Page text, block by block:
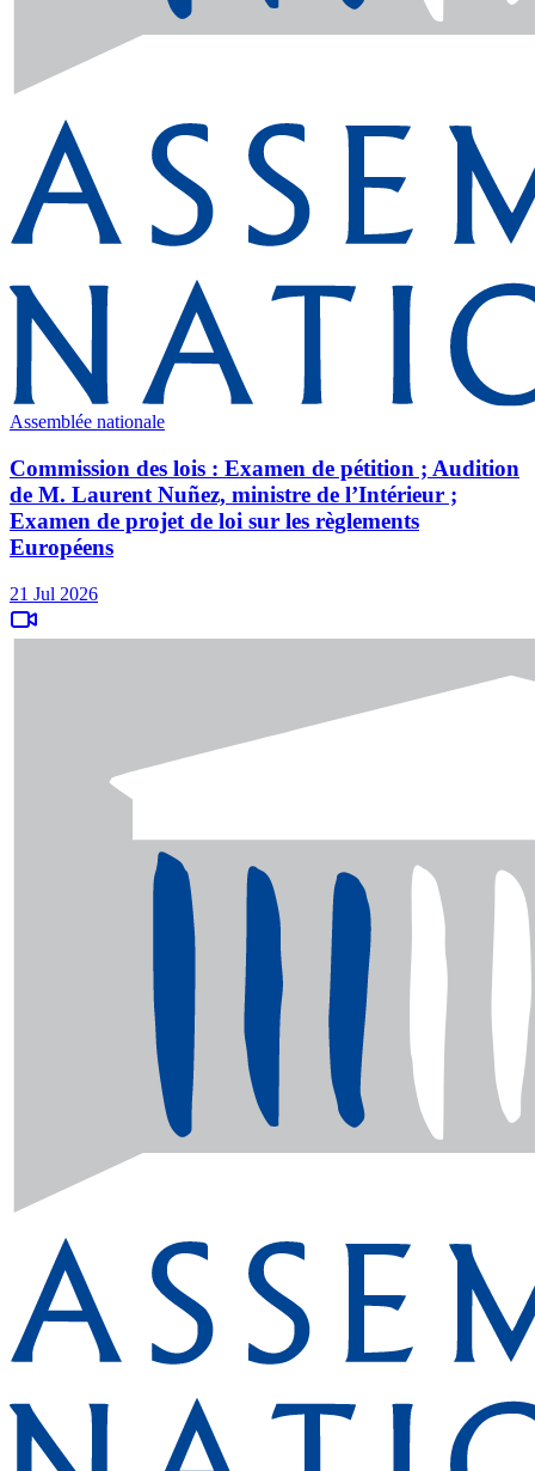
Assemblée nationale
Commission des lois : Examen de pétition ; Audition
de M. Laurent Nuñez, ministre de l’Intérieur ;
Examen de projet de loi sur les règlements
Européens
21 Jul 2026